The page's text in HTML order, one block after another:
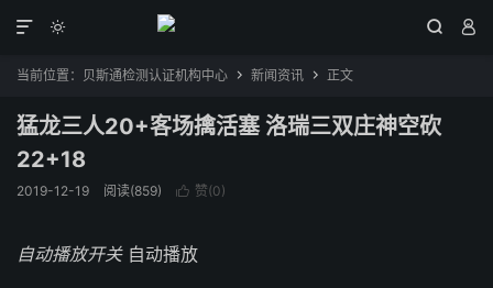
  

当前位置： 贝斯通检测认证机构中心  新闻资讯  正文
猛龙三人20+客场擒活塞 洛瑞三双庄神空砍
22+18
2019-12-19 阅读(859)  赞(0)
自动播放开关 自动播放